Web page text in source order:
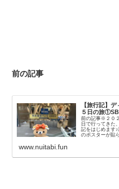
前の記事
【旅行記】
５日の旅
前の記事※２０
日で行ってきた
記をはじめます
のポスターが貼
www.nuitabi.fun